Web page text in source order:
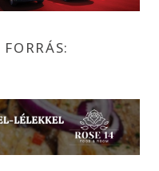
FORRÁS: